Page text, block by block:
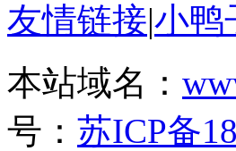
友情链接|小鸭
本站域名：
号： 苏ICP备